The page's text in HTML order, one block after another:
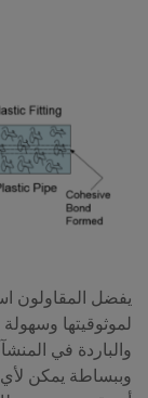
لموثوقيتها
والباردة في
وببساطة يمكن